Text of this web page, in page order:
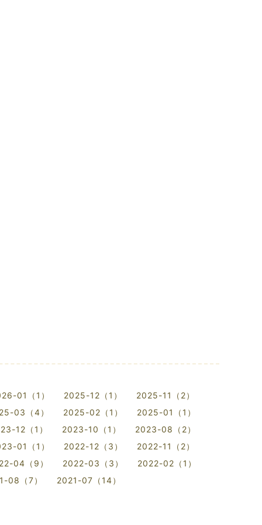
01（1） 2025-12（1）
2025-11（2）
03（4） 2025-02（1）
2025-01（1）
12（1） 2023-10（1）
2023-08（2）
01（1） 2022-12（3）
2022-11（2）
04（9） 2022-03（3）
2022-02（1）
08（7） 2021-07（14）